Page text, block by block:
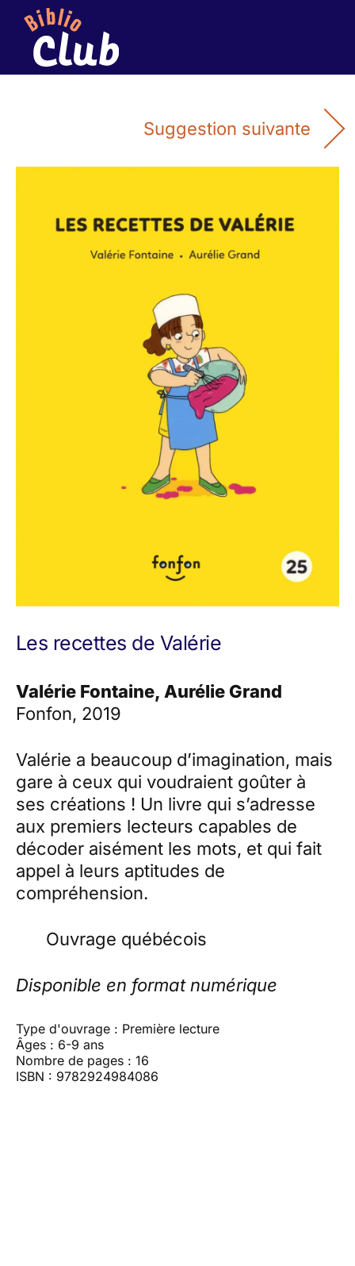
Les recettes de Valérie
Valérie Fontaine, Aurélie Grand
Fonfon, 2019
Valérie a beaucoup d’imagination, mais
gare à ceux qui voudraient goûter à
ses créations ! Un livre qui s’adresse
aux premiers lecteurs capables de
décoder aisément les mots, et qui fait
appel à leurs aptitudes de
compréhension.
Ouvrage québécois
Disponible en format numérique
Type d'ouvrage : Première lecture
Âges : 6-9 ans
Nombre de pages : 16
ISBN : 9782924984086
Suggestion suivante